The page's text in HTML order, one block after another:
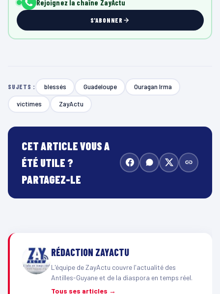
Rejoignez la chaîne ZayActu
S'ABONNER
SUJETS : blessés Guadeloupe Ouragan Irma
victimes ZayActu
CET ARTICLE VOUS A
ÉTÉ UTILE ?
PARTAGEZ-LE
RÉDACTION ZAYACTU
L'équipe de ZayActu couvre l'actualité des
Antilles-Guyane et de la diaspora en temps réel.
Tous ses articles →